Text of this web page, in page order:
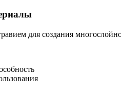
для создания